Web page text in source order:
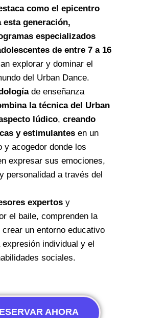
como el epicentro
generación,
especializados
de entre 7 a 16
explorar y dominar el
del Urban Dance.
de enseñanza
la técnica del Urban
lúdico, creando
y estimulantes en un
y acogedor donde los
expresar sus emociones,
personalidad a través del
expertos y
el baile, comprenden la
un entorno educativo
expresión individual y el
sociales.
AHORA